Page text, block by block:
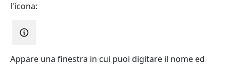
l'icona:
Appare una finestra in cui puoi digitare il nome ed